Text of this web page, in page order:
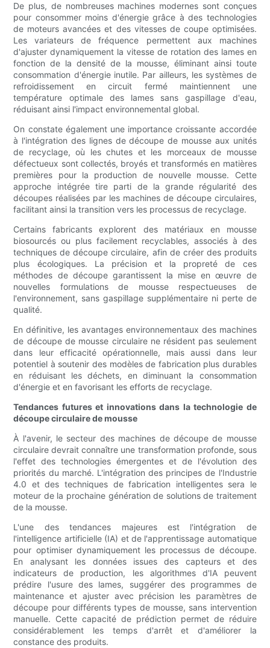
De plus, de nombreuses machines modernes sont conçues
pour consommer moins d'énergie grâce à des technologies
de moteurs avancées et des vitesses de coupe optimisées.
Les variateurs de fréquence permettent aux machines
d'ajuster dynamiquement la vitesse de rotation des lames en
fonction de la densité de la mousse, éliminant ainsi toute
consommation d'énergie inutile. Par ailleurs, les systèmes de
refroidissement en circuit fermé maintiennent une
température optimale des lames sans gaspillage d'eau,
réduisant ainsi l'impact environnemental global.
On constate également une importance croissante accordée
à l'intégration des lignes de découpe de mousse aux unités
de recyclage, où les chutes et les morceaux de mousse
défectueux sont collectés, broyés et transformés en matières
premières pour la production de nouvelle mousse. Cette
approche intégrée tire parti de la grande régularité des
découpes réalisées par les machines de découpe circulaires,
facilitant ainsi la transition vers les processus de recyclage.
Certains fabricants explorent des matériaux en mousse
biosourcés ou plus facilement recyclables, associés à des
techniques de découpe circulaire, afin de créer des produits
plus écologiques. La précision et la propreté de ces
méthodes de découpe garantissent la mise en œuvre de
nouvelles formulations de mousse respectueuses de
l'environnement, sans gaspillage supplémentaire ni perte de
qualité.
En définitive, les avantages environnementaux des machines
de découpe de mousse circulaire ne résident pas seulement
dans leur efficacité opérationnelle, mais aussi dans leur
potentiel à soutenir des modèles de fabrication plus durables
en réduisant les déchets, en diminuant la consommation
d'énergie et en favorisant les efforts de recyclage.
Tendances futures et innovations dans la technologie de
découpe circulaire de mousse
À l'avenir, le secteur des machines de découpe de mousse
circulaire devrait connaître une transformation profonde, sous
l'effet des technologies émergentes et de l'évolution des
priorités du marché. L'intégration des principes de l'Industrie
4.0 et des techniques de fabrication intelligentes sera le
moteur de la prochaine génération de solutions de traitement
de la mousse.
L'une des tendances majeures est l'intégration de
l'intelligence artificielle (IA) et de l'apprentissage automatique
pour optimiser dynamiquement les processus de découpe.
En analysant les données issues des capteurs et des
indicateurs de production, les algorithmes d'IA peuvent
prédire l'usure des lames, suggérer des programmes de
maintenance et ajuster avec précision les paramètres de
découpe pour différents types de mousse, sans intervention
manuelle. Cette capacité de prédiction permet de réduire
considérablement les temps d'arrêt et d'améliorer la
constance des produits.